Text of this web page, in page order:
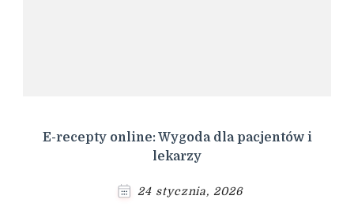
E-recepty online: Wygoda dla pacjentów i
lekarzy
24 stycznia, 2026